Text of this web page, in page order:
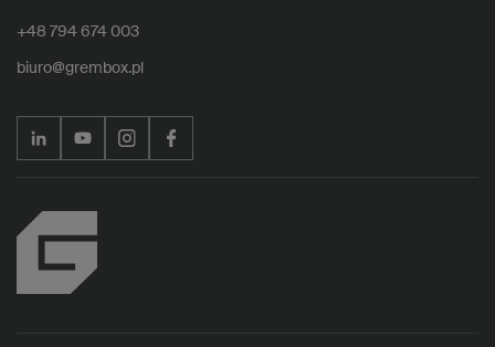
+48 794 674 003
biuro@grembox.pl